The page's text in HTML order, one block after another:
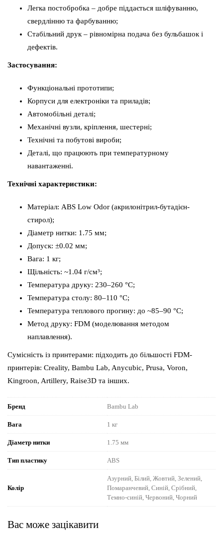
Легка постобробка – добре піддається шліфуванню,
свердлінню та фарбуванню;
Стабільний друк – рівномірна подача без бульбашок і
дефектів.
Застосування:
Функціональні прототипи;
Корпуси для електроніки та приладів;
Автомобільні деталі;
Механічні вузли, кріплення, шестерні;
Технічні та побутові вироби;
Деталі, що працюють при температурному
навантаженні.
Технічні характеристики:
Матеріал: ABS Low Odor (акрилонітрил-бутадієн-
стирол);
Діаметр нитки: 1.75 мм;
Допуск: ±0.02 мм;
Вага: 1 кг;
Щільність: ~1.04 г/см³;
Температура друку: 230–260 °C;
Температура столу: 80–110 °C;
Температура теплового прогину: до ~85–90 °C;
Метод друку: FDM (моделювання методом
наплавлення).
Сумісність із принтерами: підходить до більшості FDM-
принтерів: Creality, Bambu Lab, Anycubic, Prusa, Voron,
Kingroon, Artillery, Raise3D та інших.
Бренд Bambu Lab
Вага 1 кг
Діаметр нитки 1.75 мм
Тип пластику ABS
Колір
Азурний, Білий, Жовтий, Зелений,
Помаранчевий, Синій, Срібний,
Темно-синій, Червоний, Чорний
Вас може зацікавити